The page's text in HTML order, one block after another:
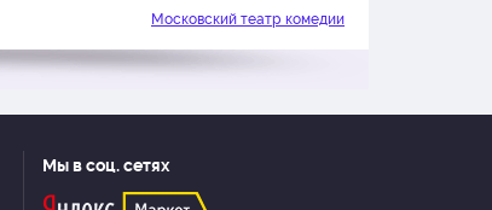
Московский театр комедии
Мы в соц. сетях